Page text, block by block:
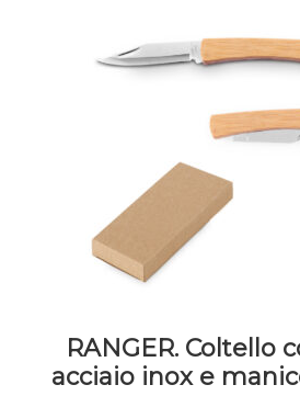
RANGER. Coltello
acciaio inox e